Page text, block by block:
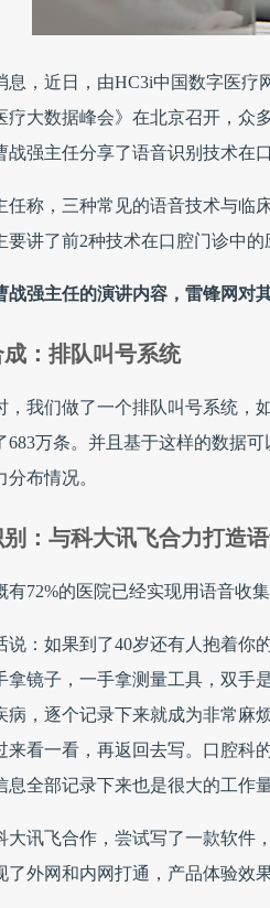
息，近日，由HC3i中国数字医疗
疗大数据峰会》在北京召开，众
战强主任分享了语音识别技术在
任称，三种常见的语音技术与临
要讲了前2种技术在口腔门诊中的
战强主任的演讲内容，雷锋网对
：排队叫号系统
，我们做了一个排队叫号系统，
683万条。并且基于这样的数据
分布情况。
：与科大讯飞合力打造
有72%的医院已经实现用语音收
说：如果到了40岁还有人抱着你
拿镜子，一手拿测量工具，双手
病，逐个记录下来就成为非常麻
来看一看，再返回去写。口腔科
息全部记录下来也是很大的工作
大讯飞合作，尝试写了一款软件
了外网和内网打通，产品体验效